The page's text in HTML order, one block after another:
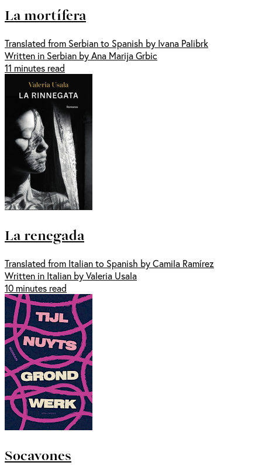
La mortífera
Translated from Serbian to Spanish by Ivana Palibrk
Written in Serbian by Ana Marija Grbic
11 minutes read
La renegada
Translated from Italian to Spanish by Camila Ramírez
Written in Italian by Valeria Usala
10 minutes read
Socavones